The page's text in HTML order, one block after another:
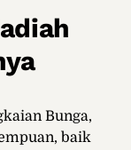
Bunga,
baik